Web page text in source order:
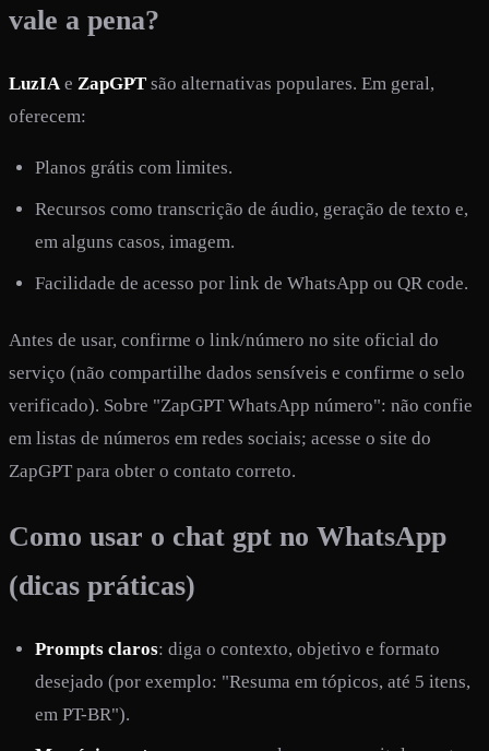
vale a pena?
LuzIAe ZapGPT são alternativas populares. Em geral,
oferecem:
Planos grátis com limites.
Recursos como transcrição de áudio, geração de texto e,
em alguns casos, imagem.
Facilidade de acesso por link de WhatsApp ou QR code.
Antes de usar, confirme o link/número no site oficial do
serviço (não compartilhe dados sensíveis e confirme o selo
verificado). Sobre "ZapGPT WhatsApp número": não confie
em listas de números em redes sociais; acesse o site do
ZapGPT para obter o contato correto.
Como usar o chat gpt no WhatsApp
(dicas práticas)
Prompts claros: diga o contexto, objetivo e formato
desejado (por exemplo: "Resuma em tópicos, até 5 itens,
em PT-BR").